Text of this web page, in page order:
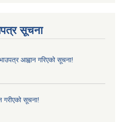
सूचना
आह्वान गरिएको सूचना!
गरीएको सूचना!